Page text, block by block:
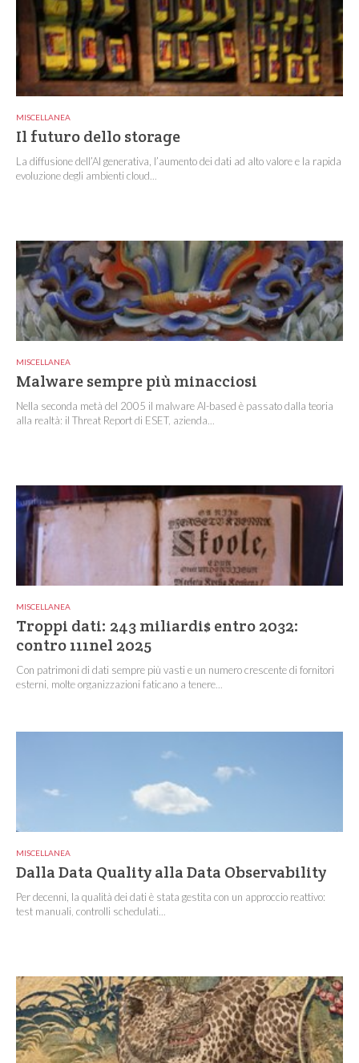
MISCELLANEA
Il futuro dello storage
La diffusione dell’AI generativa, l’aumento dei dati ad alto valore e la rapida
evoluzione degli ambienti cloud...
MISCELLANEA
Malware sempre più minacciosi
Nella seconda metà del 2005 il malware AI-based è passato dalla teoria
alla realtà: il Threat Report di ESET, azienda...
MISCELLANEA
Troppi dati: 243 miliardi$ entro 2032:
contro 111nel 2025
Con patrimoni di dati sempre più vasti e un numero crescente di fornitori
esterni, molte organizzazioni faticano a tenere...
MISCELLANEA
Dalla Data Quality alla Data Observability
Per decenni, la qualità dei dati è stata gestita con un approccio reattivo:
test manuali, controlli schedulati...